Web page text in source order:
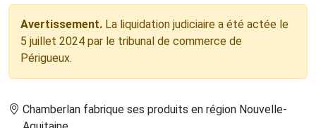
Avertissement. La liquidation judiciaire a été actée le
5 juillet 2024 par le tribunal de commerce de
Périgueux.
Chamberlan fabrique ses produits en région Nouvelle-